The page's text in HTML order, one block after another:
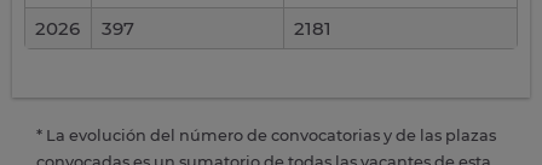
2026
397 2181
* La evolución del número de convocatorias y de las plazas